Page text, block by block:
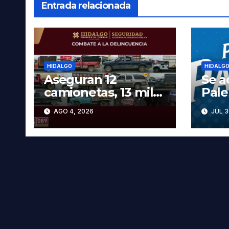
Entrada relacionada
HIDALGO
Aseguran 12
camionetas, 13 mil
600 litros de
hidrocarburo y dos
vehículos robados
AGO 4, 2026
HIDALGO
Se
las
JUL